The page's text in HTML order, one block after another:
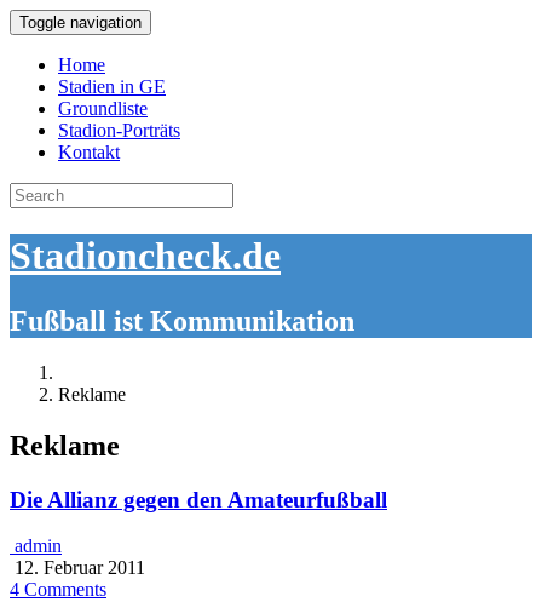
Toggle navigation
Home
Stadien in GE
Groundliste
Stadion-Porträts
Kontakt
Search
for:
Stadioncheck.de
Fußball ist Kommunikation
Reklame
Reklame
Die Allianz gegen den Amateurfußball
admin
12. Februar 2011
4 Comments